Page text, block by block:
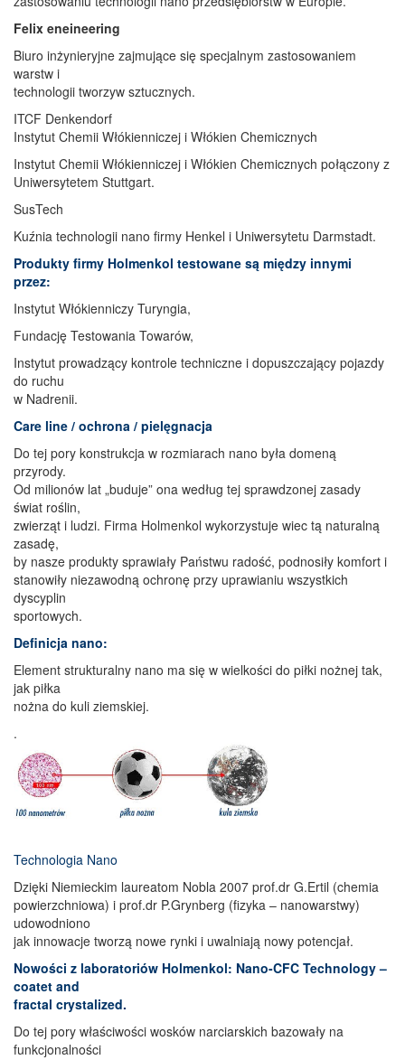
Felix eneineering
Biuro inżynieryjne zajmujące się specjalnym zastosowaniem
warstw i
technologii tworzyw sztucznych.
ITCF Denkendorf
Instytut Chemii Włókienniczej i Włókien Chemicznych
Instytut Chemii Włókienniczej i Włókien Chemicznych połączony z
Uniwersytetem Stuttgart.
SusTech
Kuźnia technologii nano firmy Henkel i Uniwersytetu Darmstadt.
Produkty firmy Holmenkol testowane są między innymi
przez:
Instytut Włókienniczy Turyngia,
Fundację Testowania Towarów,
Instytut prowadzący kontrole techniczne i dopuszczający pojazdy
do ruchu
w Nadrenii.
Care line / ochrona / pielęgnacja
Do tej pory konstrukcja w rozmiarach nano była domeną
przyrody.
Od milionów lat „buduje” ona według tej sprawdzonej zasady
świat roślin,
zwierząt i ludzi. Firma Holmenkol wykorzystuje wiec tą naturalną
zasadę,
by nasze produkty sprawiały Państwu radość, podnosiły komfort i
stanowiły niezawodną ochronę przy uprawianiu wszystkich
dyscyplin
sportowych.
Definicja nano:
Element strukturalny nano ma się w wielkości do piłki nożnej tak,
jak piłka
nożna do kuli ziemskiej.
.
Technologia Nano
Dzięki Niemieckim laureatom Nobla 2007 prof.dr G.Ertil (chemia
powierzchniowa) i prof.dr P.Grynberg (fizyka – nanowarstwy)
udowodniono
jak innowacje tworzą nowe rynki i uwalniają nowy potencjał.
Nowości z laboratoriów Holmenkol: Nano-CFC Technology –
coatet and
fractal crystalized.
Do tej pory właściwości wosków narciarskich bazowały na
funkcjonalności